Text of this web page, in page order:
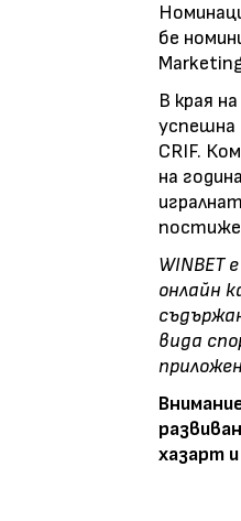
бе
В края
успешна
CRIF.
на
WINBET
онлайн
вида
хазарт